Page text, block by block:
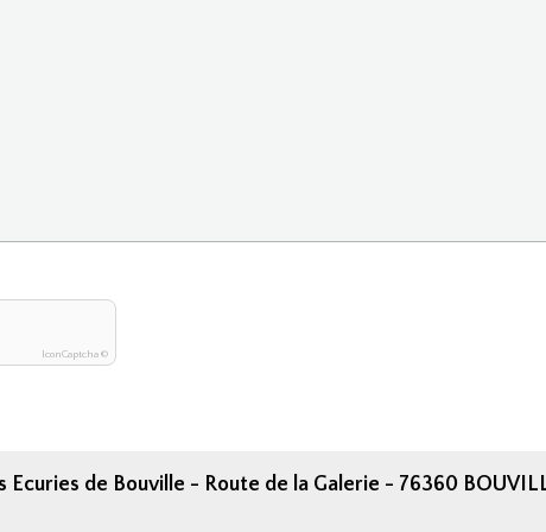
IconCaptcha ©
Ecuries de Bouville - Route de la Galerie - 76360